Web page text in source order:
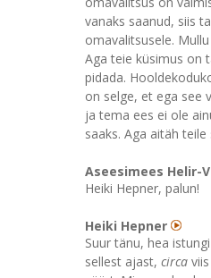
vanaks saanud, siis
omavalitsusele.
Aga teie küsimus on
pidada.
on selge, et ega see
ja tema ees ei ole
saaks. Aga aitäh
Aseesimees Helir-
Heiki Hepner, palun!
Heiki Hepner
Suur tänu, hea
sellest ajast, circa